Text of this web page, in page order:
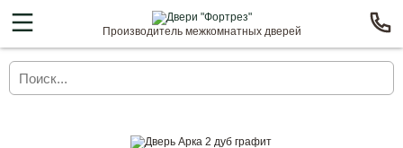
Производитель межкомнатных дверей